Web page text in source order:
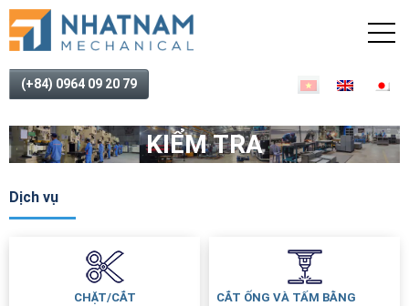
(+84) 0964 09 20 79
KIỂM TRA
Dịch vụ
CHẶT/CẮT
CẮT ỐNG VÀ TẤM BẰNG